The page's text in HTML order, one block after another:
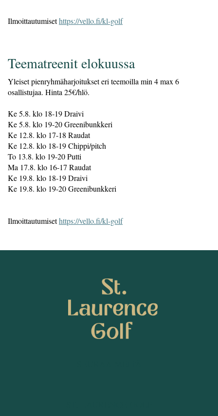
Ilmoittautumisethttps://vello.fi/kl-golf
​​​​​​​Teematreenit elokuussa
Yleiset pienryhmäharjoitukset eri teemoilla min 4 max 6
osallistujaa. Hinta 25€/hlö.
Ke 5.8. klo 18-19 Draivi
Ke 5.8. klo 19-20 Greenibunkkeri
Ke 12.8. klo 17-18 Raudat
Ke 12.8. klo 18-19 Chippi/pitch
To 13.8. klo 19-20 Putti
Ma 17.8. klo 16-17 Raudat
Ke 19.8. klo 18-19 Draivi
Ke 19.8. klo 19-20 Greenibunkkeri
Ilmoittautumisethttps://vello.fi/kl-golf